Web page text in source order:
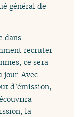
général de
dans
recruter
ce sera
jour. Avec
d’émission,
la